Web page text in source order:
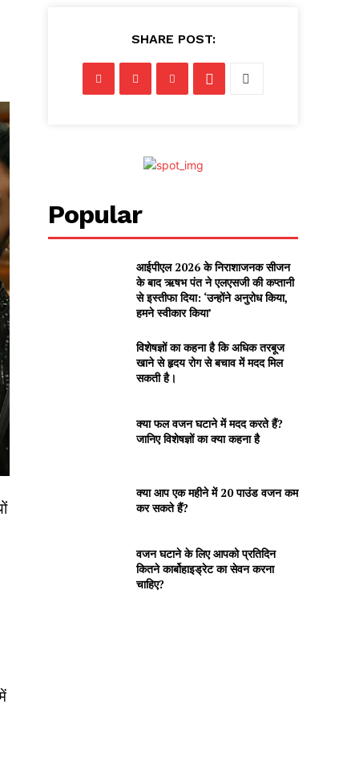
SHARE POST:
Popular
आईपीएल 2026 के निराशाजनक सीजन
के बाद ऋषभ पंत ने एलएसजी की कप्तानी
से इस्तीफा दिया: ‘उन्होंने अनुरोध किया,
हमने स्वीकार किया’
विशेषज्ञों का कहना है कि अधिक तरबूज
खाने से हृदय रोग से बचाव में मदद मिल
सकती है।
क्या फल वजन घटाने में मदद करते हैं?
जानिए विशेषज्ञों का क्या कहना है
क्या आप एक महीने में 20 पाउंड वजन कम
कर सकते हैं?
वजन घटाने के लिए आपको प्रतिदिन
कितने कार्बोहाइड्रेट का सेवन करना
चाहिए?